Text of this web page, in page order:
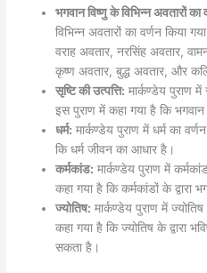
भगवान विष्णु के विभिन्न अवतारों का
विभिन्न अवतारों का वर्णन किया
वराह अवतार, नरसिंह अवतार,
कृष्ण अवतार, बुद्ध अवतार, और
सृष्टि की उत्पत्ति: मार्कण्डेय पुराण में
इस पुराण में कहा गया है कि
धर्म: मार्कण्डेय पुराण में धर्म का
कि धर्म जीवन का आधार है।
कर्मकांड: मार्कण्डेय पुराण में
कहा गया है कि कर्मकांडों के द्वारा
ज्योतिष: मार्कण्डेय पुराण में
कहा गया है कि ज्योतिष के द्वारा
सकता है।